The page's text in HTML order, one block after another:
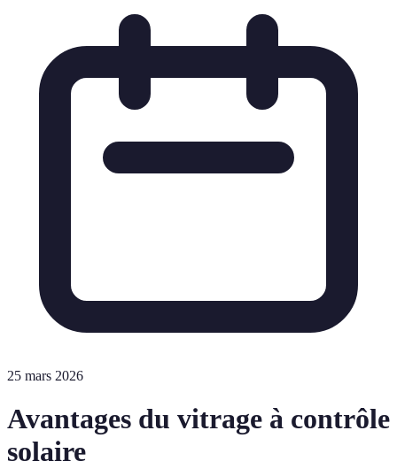
25 mars 2026
Avantages du vitrage à contrôle
solaire